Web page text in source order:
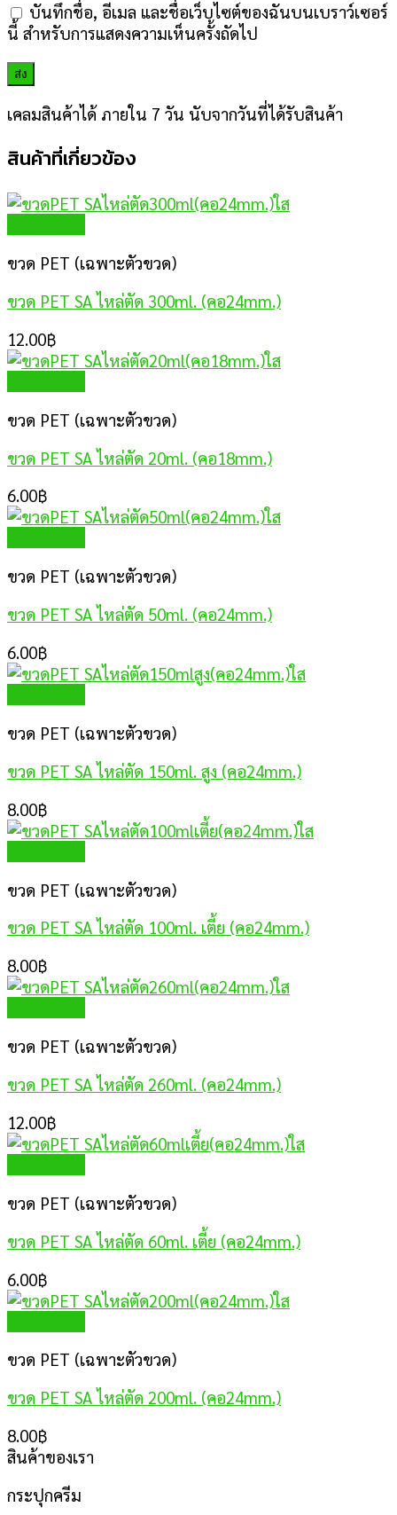
บันทึกชื่อ, อีเมล และชื่อเว็บไซต์ของฉันบนเบราว์เซอร์
นี้ สำหรับการแสดงความเห็นครั้งถัดไป
เคลมสินค้าได้ ภายใน 7 วัน นับจากวันที่ได้รับสินค้า
สินค้าที่เกี่ยวข้อง
ขวด PET (เฉพาะตัวขวด)
ขวด PET SA ไหล่ตัด 300ml. (คอ24mm.)
12.00฿
ขวด PET (เฉพาะตัวขวด)
ขวด PET SA ไหล่ตัด 20ml. (คอ18mm.)
6.00฿
ขวด PET (เฉพาะตัวขวด)
ขวด PET SA ไหล่ตัด 50ml. (คอ24mm.)
6.00฿
ขวด PET (เฉพาะตัวขวด)
ขวด PET SA ไหล่ตัด 150ml. สูง (คอ24mm.)
8.00฿
ขวด PET (เฉพาะตัวขวด)
ขวด PET SA ไหล่ตัด 100ml. เตี้ย (คอ24mm.)
8.00฿
ขวด PET (เฉพาะตัวขวด)
ขวด PET SA ไหล่ตัด 260ml. (คอ24mm.)
12.00฿
ขวด PET (เฉพาะตัวขวด)
ขวด PET SA ไหล่ตัด 60ml. เตี้ย (คอ24mm.)
6.00฿
ขวด PET (เฉพาะตัวขวด)
ขวด PET SA ไหล่ตัด 200ml. (คอ24mm.)
8.00฿
สินค้าของเรา
กระปุกครีม